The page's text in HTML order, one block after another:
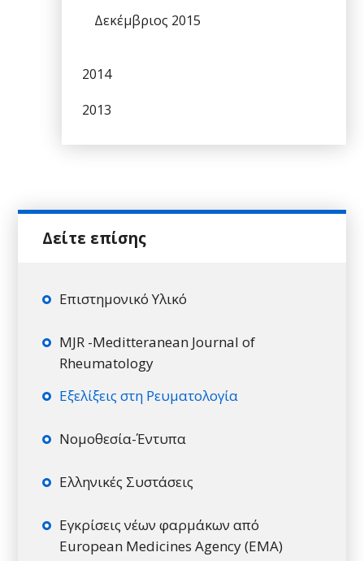
Δεκέμβριος 2015
2014
2013
Επιστημονικό Υλικό
MJR -Meditteranean Journal of
Rheumatology
Εξελίξεις στη Ρευματολογία
Νομοθεσία-Έντυπα
Ελληνικές Συστάσεις
Εγκρίσεις νέων φαρμάκων από
European Medicines Agency (EMA)